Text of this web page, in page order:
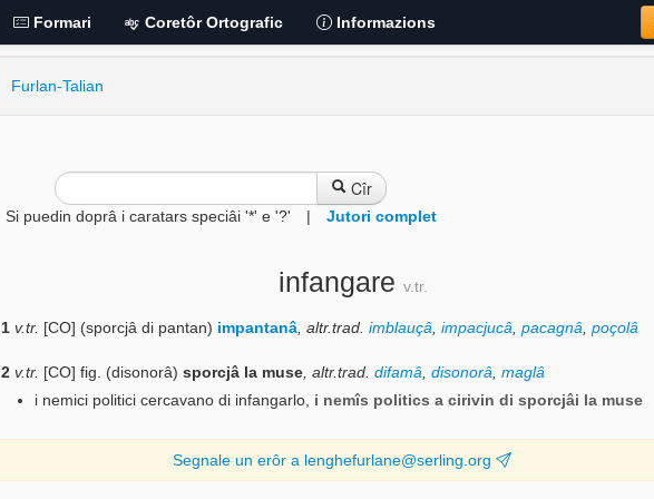
Formari Coretôr Ortografic Informazions
Furlan-Talian
Cîr
Si puedin doprâ i caratars speciâi '*' e '?' | Jutori complet
infangarev.tr.
1 v.tr. [CO] (sporcjâ di pantan) impantanâ ,altr.trad. imblauçâ ,impacjucâ ,pacagnâ ,poçolâ
2 v.tr. [CO] fig. (disonorâ)sporcjâ la muse ,altr.trad. difamâ ,disonorâ ,maglâ
i nemici politici cercavano di infangarlo i nemîs politics a cirivin di sporcjâi la muse
Segnale un erôr a lenghefurlane@serling.org